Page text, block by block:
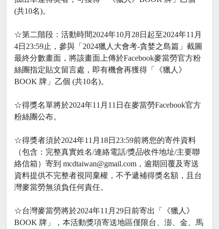
(共10名)。
☆第二階段：活動時間2024年10月28日起至2024年11月
4日23:59止，參與「2024獵人大會考-貪婪之島篇」截圖
最終分數畫面，將該畫面上傳於Facebook麥當勞官方粉
絲團指定貼文留言處，即有機會再獲得「《獵人》
BOOK 牌」乙個 (共10名)。
☆得獎名單將於2024年11月11日在麥當勞Facebook官方
粉絲團公布。
☆得獎者須於2024年11月18日23:59前將您的寄件資料
（包含：完整真實姓名/連絡電話/獎品收件地址/主要聯
絡信箱）寄到 mcdtaiwan@gmail.com，逾期回覆及寄送
資料提供不完整者視同棄權，不予遞補得獎名額，且台
灣麥當勞無須負任何責任。
☆台灣麥當勞將於2024年11月29日前寄出「《獵人》
BOOK 牌」，本活動獎項寄送地區僅限台、澎、金、馬